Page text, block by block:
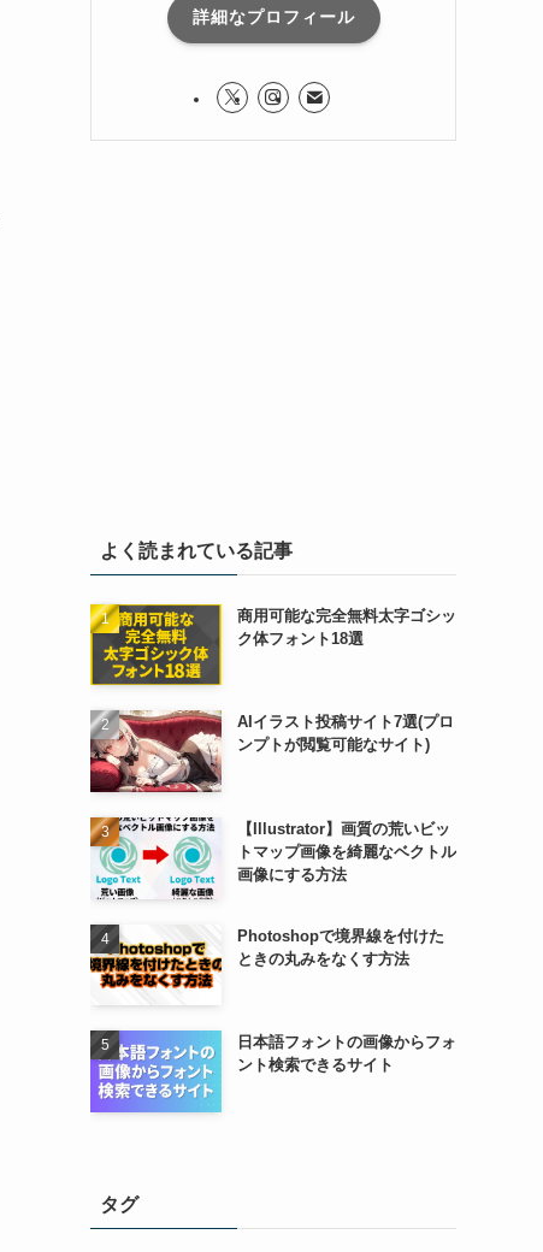
詳細なプロフィール
よく読まれている記事
商用可能な完全無料太字ゴシッ
ク体フォント18選
AIイラスト投稿サイト7選(プロ
ンプトが閲覧可能なサイト)
【Illustrator】画質の荒いビッ
トマップ画像を綺麗なベクトル
画像にする方法
Photoshopで境界線を付けた
ときの丸みをなくす方法
日本語フォントの画像からフォ
ント検索できるサイト
タグ